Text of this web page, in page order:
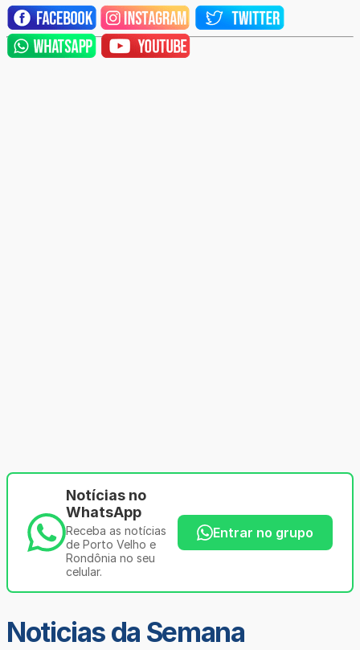
Notícias no
WhatsApp
Receba as notícias
de Porto Velho e
Rondônia no seu
celular.
Entrar no grupo
Noticias da Semana